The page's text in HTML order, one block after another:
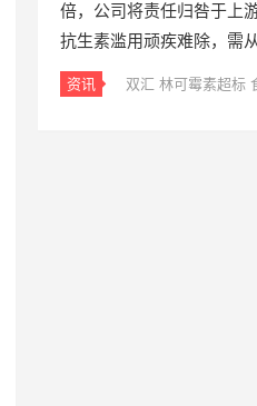
倍，公司将责任归咎于上
抗生素滥用顽疾难除，需
资讯 双汇 林可霉素超标